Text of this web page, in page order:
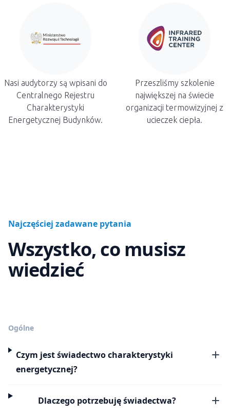
Nasi audytorzy są wpisani do
Centralnego Rejestru
Charakterystyki
Energetycznej Budynków.
Przeszliśmy szkolenie
największej na świecie
organizacji termowizyjnej z
ucieczek ciepła.
Najczęściej zadawane pytania
Wszystko, co musisz
wiedzieć
Ogólne
Czym jest świadectwo charakterystyki
energetycznej?
Dlaczego potrzebuję świadectwa?